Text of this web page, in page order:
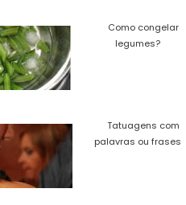
Como congelar
legumes?
Tatuagens com
palavras ou frases